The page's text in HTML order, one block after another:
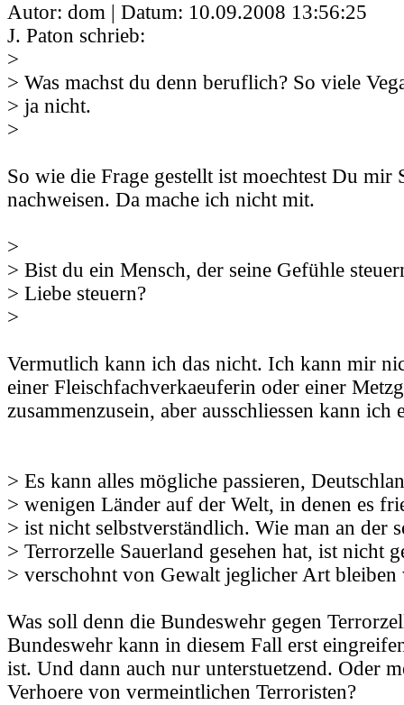
Autor: dom | Datum: 10.09.2008 13:56:25
J. Paton schrieb:
>
> Was machst du denn beruflich? So viele
> ja nicht.
>
So wie die Frage gestellt ist moechtest Du mir
nachweisen. Da mache ich nicht mit.
>
> Bist du ein Mensch, der seine Gefühle
> Liebe steuern?
>
Vermutlich kann ich das nicht. Ich kann mir
einer Fleischfachverkaeuferin oder einer
zusammenzusein, aber ausschliessen kann ich
> Es kann alles mögliche passieren,
> wenigen Länder auf der Welt, in denen es
> ist nicht selbstverständlich. Wie man an der
> Terrorzelle Sauerland gesehen hat, ist nicht
> verschohnt von Gewalt jeglicher Art bleiben
Was soll denn die Bundeswehr gegen
Bundeswehr kann in diesem Fall erst
ist. Und dann auch nur unterstuetzend. Oder
Verhoere von vermeintlichen Terroristen?